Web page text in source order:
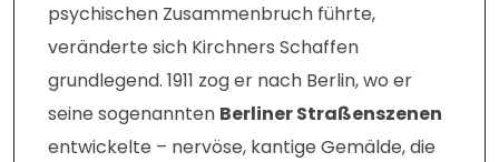
psychischen Zusammenbruch führte,
veränderte sich Kirchners Schaffen
grundlegend. 1911 zog er nach Berlin, wo er
seine sogenannten Berliner Straßenszenen
entwickelte – nervöse, kantige Gemälde, die